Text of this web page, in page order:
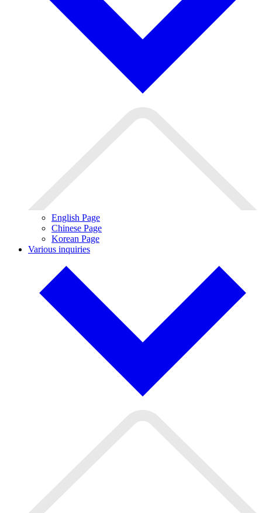
English Page
Chinese Page
Korean Page
Various inquiries